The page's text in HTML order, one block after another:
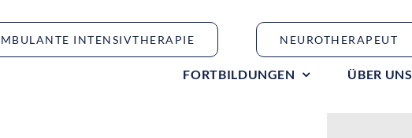
INTENSIVTHERAPIE NEUROTHERAPEUT
FORTBILDUNGEN ÜBER UNS